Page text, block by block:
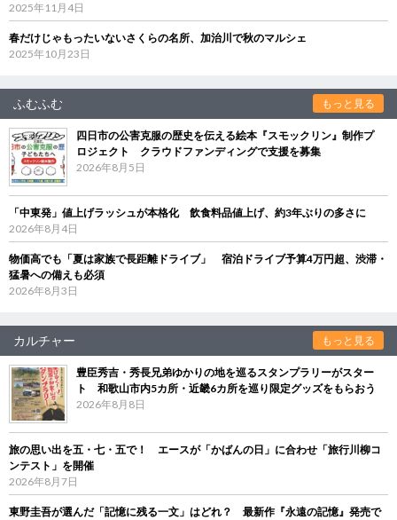
2025年11月4日
春だけじゃもったいないさくらの名所、加治川で秋のマルシェ
2025年10月23日
ふむふむ もっと見る
四日市の公害克服の歴史を伝える絵本『スモックリン』制作プ
ロジェクト クラウドファンディングで支援を募集
2026年8月5日
「中東発」値上げラッシュが本格化 飲食料品値上げ、約3年ぶりの多さに
2026年8月4日
物価高でも「夏は家族で長距離ドライブ」 宿泊ドライブ予算4万円超、渋滞・
猛暑への備えも必須
2026年8月3日
カルチャー もっと見る
豊臣秀吉・秀長兄弟ゆかりの地を巡るスタンプラリーがスター
ト 和歌山市内5カ所・近畿6カ所を巡り限定グッズをもらおう
2026年8月8日
旅の思い出を五・七・五で！ エースが「かばんの日」に合わせ「旅行川柳コ
ンテスト」を開催
2026年8月7日
東野圭吾が選んだ「記憶に残る一文」はどれ？ 最新作『永遠の記憶』発売で